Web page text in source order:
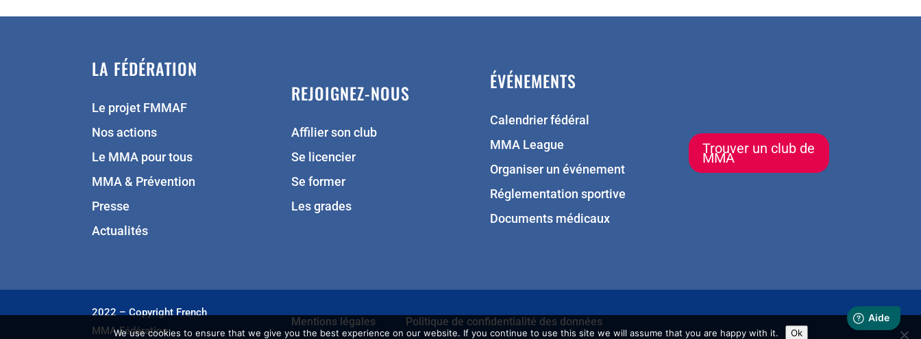
LA FÉDÉRATION
Le projet FMMAF
Nos actions
Le MMA pour tous
MMA & Prévention
Presse
Actualités
REJOIGNEZ-NOUS
Affilier son club
Se licencier
Se former
Les grades
ÉVÉNEMENTS
Calendrier fédéral
MMA League
Organiser un événement
Réglementation sportive
Documents médicaux
Trouver un club de
MMA
2022 – Copyright French
MMA Fédération
Mentions légales Politique de confidentialité des données
We use cookies to ensure that we give you the best experience on our website. If you continue to use this site we will assume that you are happy with it. Ok